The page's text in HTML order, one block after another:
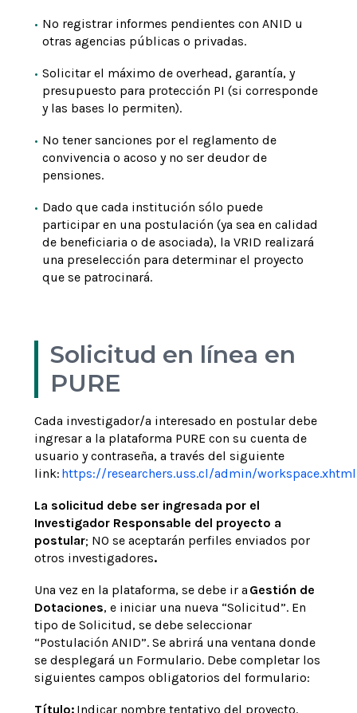
No registrar informes pendientes con ANID u
otras agencias públicas o privadas.
Solicitar el máximo de overhead, garantía, y
presupuesto para protección PI (si corresponde
y las bases lo permiten).
No tener sanciones por el reglamento de
convivencia o acoso y no ser deudor de
pensiones.
Dado que cada institución sólo puede
participar en una postulación (ya sea en calidad
de beneficiaria o de asociada), la VRID realizará
una preselección para determinar el proyecto
que se patrocinará.
Solicitud en línea en
PURE
Cada investigador/a interesado en postular debe
ingresar a la plataforma PURE con su cuenta de
usuario y contraseña, a través del siguiente
link: https://researchers.uss.cl/admin/workspace.xhtml
La solicitud debe ser ingresada por el
Investigador Responsable del proyecto a
postular; NO se aceptarán perfiles enviados por
otros investigadores.
Una vez en la plataforma, se debe ir a Gestión de
Dotaciones, e iniciar una nueva “Solicitud”. En
tipo de Solicitud, se debe seleccionar
“Postulación ANID”. Se abrirá una ventana donde
se desplegará un Formulario. Debe completar los
siguientes campos obligatorios del formulario:
Título: Indicar nombre tentativo del proyecto.